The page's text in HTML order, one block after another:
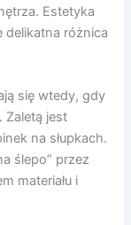
Estetyka
różnica
się wtedy, gdy
Zaletą jest
na słupkach.
ślepo” przez
materiału i